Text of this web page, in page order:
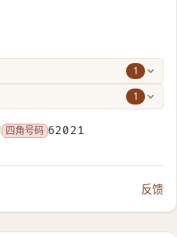
1
1
四角号码 62021
反馈